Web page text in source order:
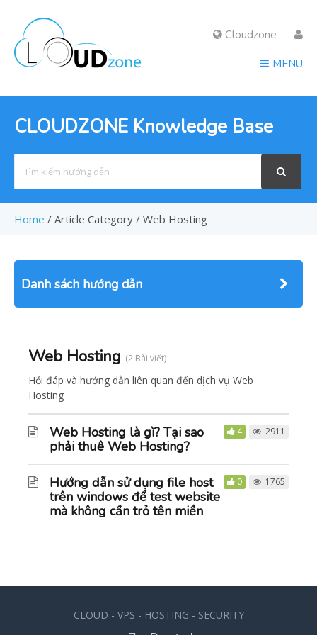
Cloudzone
MENU
CLOUDZONE Knowledge Base
For
Home / Article Category / Web Hosting
Danh sách hướng dẫn
Web Hosting 2 Bài viết
Hỏi đáp và hướng dẫn liên quan đến dịch vụ Web
Hosting
Web Hosting là gì? Tại sao
phải thuê Web Hosting?
4 2911
Hướng dẫn sử dụng file host
trên windows để test website
mà không cần trỏ tên miền
0 1765
CLOUD - VPS - HOSTING - SECURITY